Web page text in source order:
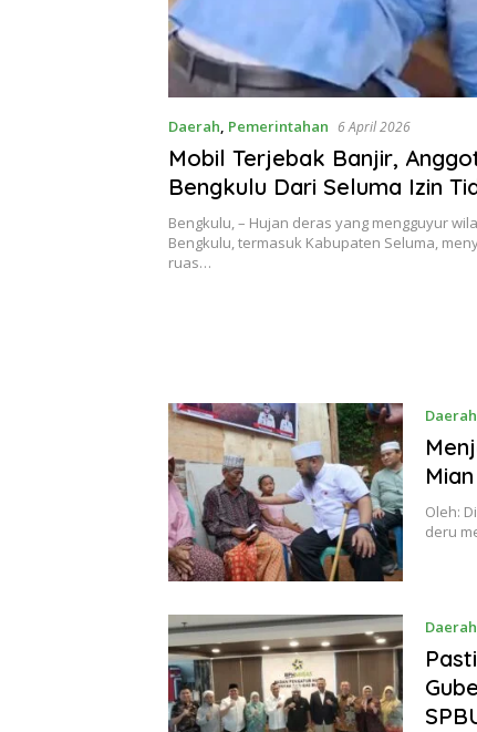
Daerah, Pemerintahan 6 April 2026
Mobil Terjebak Banjir,
Bengkulu Dari Seluma Izin
Hadiri Paripurna
Bengkulu, – Hujan deras yang mengguyur
Bengkulu, termasuk Kabupaten Seluma,
ruas…
Daerah
Oleh:
deru
Daerah